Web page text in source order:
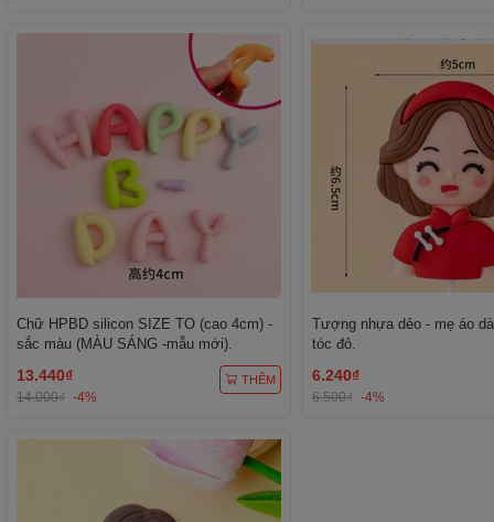
Chữ HPBD silicon SIZE TO (cao 4cm) -
sắc màu (MÀU SÁNG -mẫu mới).
13.440₫
14.000₫ -4%
THÊM
Tượng nhựa dẻo - mẹ áo
tóc đỏ.
6.240₫
6.500₫ -4%